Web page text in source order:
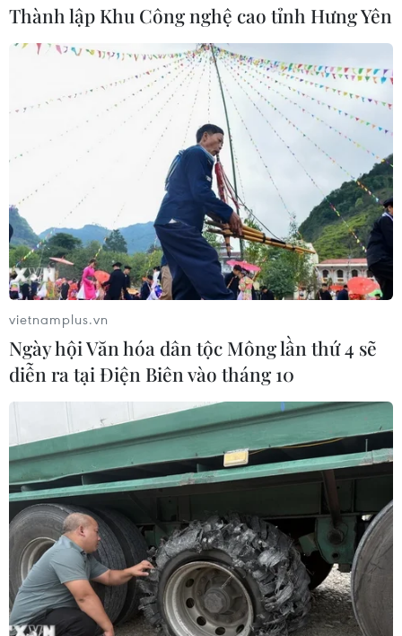
euro (400.000 USD).
Mỹ: Bảo tàng Nghệ thuật
Metropolitan lên kế hoạch mở cửa trở lại
Dịch bệnh COVID-19 bùng phát đã khiến nhiều điểm
tham quan du lịch nổi tiếng của New York phải đóng
cửa, gây ra nhiều thiệt hại nghiêm trọng đối với nền
kinh tế.
Thành lập Khu Công nghệ cao tỉnh Hưng Yên
vietnamplus.vn
Ngày hội Văn hóa dân tộc Mông lần thứ 4 sẽ
diễn ra tại Điện Biên vào tháng 10